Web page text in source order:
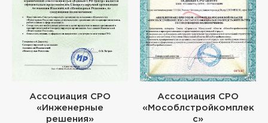
Ассоциация СРО
«Инженерные
решения»
Ассоциация СРО
«Мособлстройкомплек
с»